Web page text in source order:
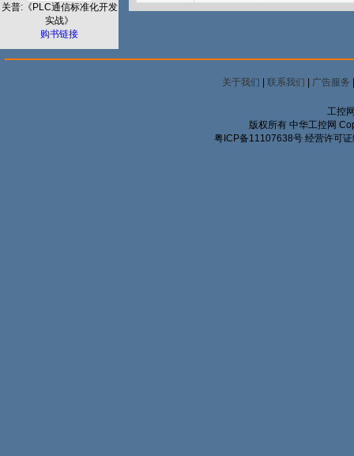
关普:《PLC通信标准化开发
实战》
购书链接
关于我们 | 联系我们 | 广告服务
工控
版权所有 中华工控网
粤ICP备11107638号 经营许可